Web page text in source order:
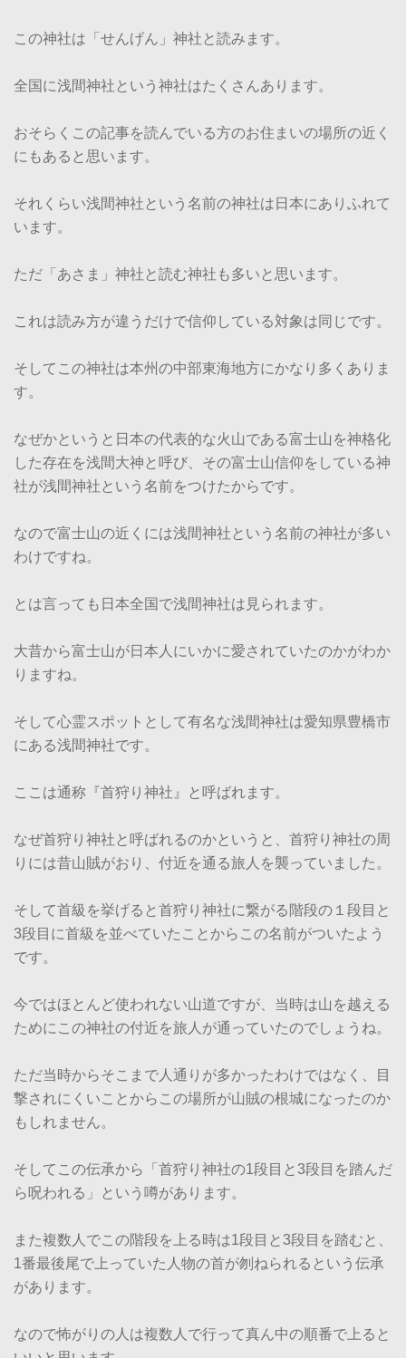
この神社は「せんげん」神社と読みます。
全国に浅間神社という神社はたくさんあります。
おそらくこの記事を読んでいる方のお住まいの場所の近く
にもあると思います。
それくらい浅間神社という名前の神社は日本にありふれて
います。
ただ「あさま」神社と読む神社も多いと思います。
これは読み方が違うだけで信仰している対象は同じです。
そしてこの神社は本州の中部東海地方にかなり多くありま
す。
なぜかというと日本の代表的な火山である富士山を神格化
した存在を浅間大神と呼び、その富士山信仰をしている神
社が浅間神社という名前をつけたからです。
なので富士山の近くには浅間神社という名前の神社が多い
わけですね。
とは言っても日本全国で浅間神社は見られます。
大昔から富士山が日本人にいかに愛されていたのかがわか
りますね。
そして心霊スポットとして有名な浅間神社は愛知県豊橋市
にある浅間神社です。
ここは通称『首狩り神社』と呼ばれます。
なぜ首狩り神社と呼ばれるのかというと、首狩り神社の周
りには昔山賊がおり、付近を通る旅人を襲っていました。
そして首級を挙げると首狩り神社に繋がる階段の１段目と
3段目に首級を並べていたことからこの名前がついたよう
です。
今ではほとんど使われない山道ですが、当時は山を越える
ためにこの神社の付近を旅人が通っていたのでしょうね。
ただ当時からそこまで人通りが多かったわけではなく、目
撃されにくいことからこの場所が山賊の根城になったのか
もしれません。
そしてこの伝承から「首狩り神社の1段目と3段目を踏んだ
ら呪われる」という噂があります。
また複数人でこの階段を上る時は1段目と3段目を踏むと、
1番最後尾で上っていた人物の首が刎ねられるという伝承
があります。
なので怖がりの人は複数人で行って真ん中の順番で上ると